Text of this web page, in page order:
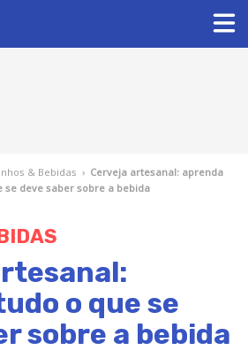
& Bebidas › Cerveja artesanal: aprenda
se deve saber sobre a bebida
o que se
sobre a bebida